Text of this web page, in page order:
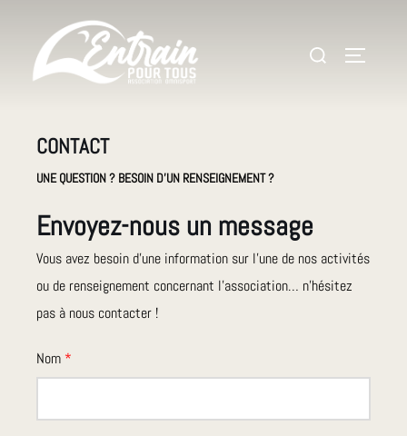
contenu
Rechercher :
CONTACT
UNE QUESTION ? BESOIN D’UN RENSEIGNEMENT ?
Envoyez-nous un message
Vous avez besoin d’une information sur l’une de nos activités
ou de renseignement concernant l’association… n’hésitez
pas à nous contacter !
Nom *